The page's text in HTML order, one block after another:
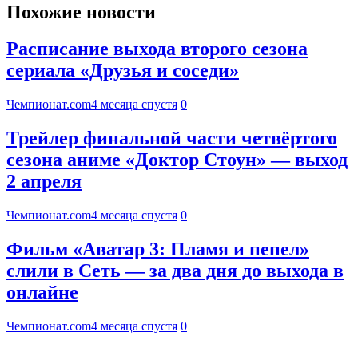
Похожие новости
Расписание выхода второго сезона
сериала «Друзья и соседи»
Чемпионат.com4 месяца спустя 0
Трейлер финальной части четвёртого
сезона аниме «Доктор Стоун» — выход
2 апреля
Чемпионат.com4 месяца спустя 0
Фильм «Аватар 3: Пламя и пепел»
слили в Сеть — за два дня до выхода в
онлайне
Чемпионат.com4 месяца спустя 0